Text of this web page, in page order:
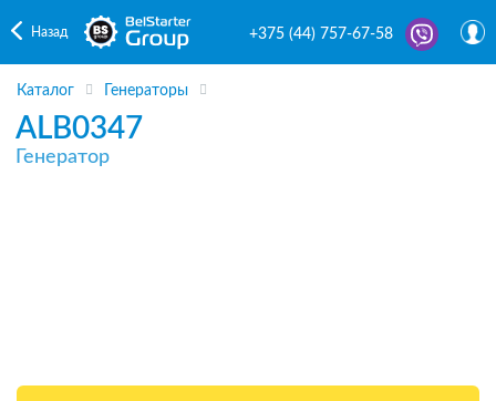
Назад +375 (44) 757-67-58
Каталог Генераторы
ALB0347
Генератор